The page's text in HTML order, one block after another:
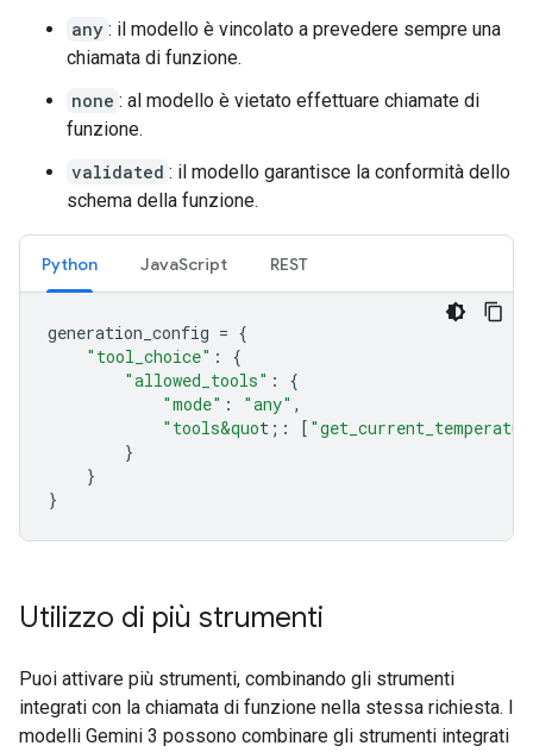
any : il modello è vincolato a prevedere sempre una
chiamata di funzione.
none : al modello è vietato effettuare chiamate di
funzione.
validated : il modello garantisce la conformità dello
schema della funzione.
Python JavaScript REST
generation_config = {
"tool_choice" :
{
"allowed_tools" :
{
"mode" : "any" ,
"tools&quot; : [
}
}
}
Utilizzo di più strumenti
Puoi attivare più strumenti, combinando gli strumenti
integrati con la chiamata di funzione nella stessa richiesta. I
modelli Gemini 3 possono combinare gli strumenti integrati